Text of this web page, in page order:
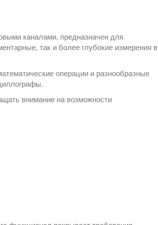
каналами, предназначен для
так и более глубокие измерения в
операции и разнообразные
.
внимание на возможности